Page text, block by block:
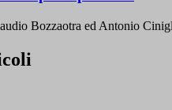
Bozzaotra ed Antonio